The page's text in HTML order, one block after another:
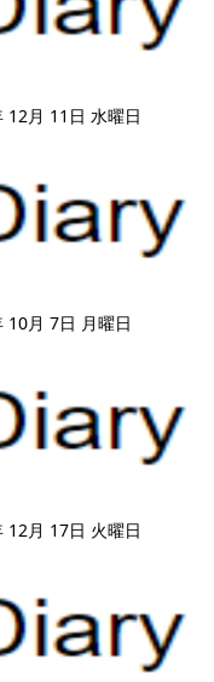
12月 11日 水曜日
10月 7日 月曜日
12月 17日 火曜日